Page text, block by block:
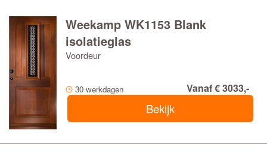
Weekamp WK1153 Blank
isolatieglas
Voordeur
30 werkdagen Vanaf € 3033,-
Bekijk